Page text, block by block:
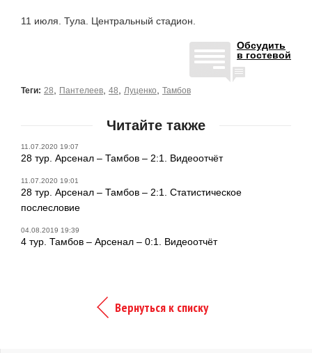
11 июля. Тула. Центральный стадион.
Обсудить
в гостевой
Теги: 28 Пантелеев 48 Луценко Тамбов
Читайте также
11.07.2020 19:07
28 тур. Арсенал – Тамбов – 2:1. Видеоотчёт
11.07.2020 19:01
28 тур. Арсенал – Тамбов – 2:1. Статистическое
послесловие
04.08.2019 19:39
4 тур. Тамбов – Арсенал – 0:1. Видеоотчёт
Вернуться к списку